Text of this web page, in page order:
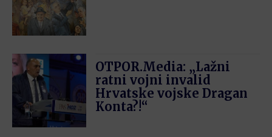
OTPOR.Media: „Lažni
ratni vojni invalid
Hrvatske vojske Dragan
Konta?!“